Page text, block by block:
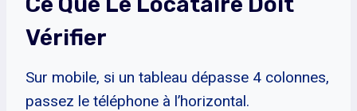
Vérifier
Sur mobile, si un tableau dépasse 4 colonnes,
passez le téléphone à l’horizontal.